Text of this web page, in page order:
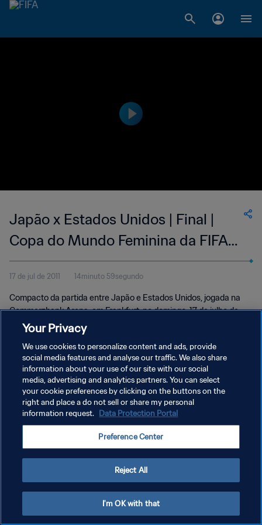
Japão x Estados Unidos | Final |
Copa do Mundo Feminina da FIFA
Alemanha 2011 | Compacto
17 de jul de 2011 14minuto 59segundo
Compacto da partida entre Japão e Estados Unidos, jogada na
Commerzbank Arena, em Frankfurt, no domingo, 17 de julho de
2011.
POLÍTICA DE PRIVACIDADE
TERMOS DE SERVIÇO
ADMINISTRAR AS PREFERÊNCIAS DE COOKIES
Copyright © 1994-2026 FIFA. Todos os direitos reservados.
Your Privacy
We use cookies to personalize content and ads, provide
social media features and analyse our traffic. We also share
information about your use of our site with our social
media, advertising and analytics partners. You can select
your cookie preferences by clicking on the buttons on the
right and place a do not sell or share my personal
information request. Data Protection Portal
Preference Center
Reject All
I'm OK with that